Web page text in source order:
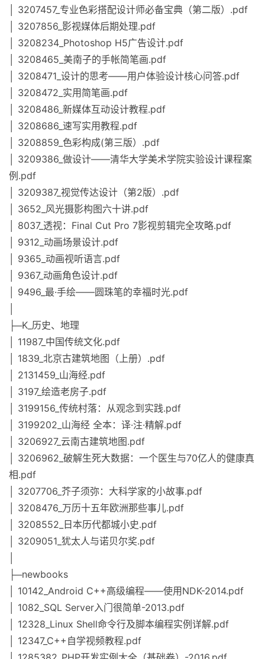
│ 3207457_专业色彩搭配设计师必备宝典（第二版）.pdf
│ 3207856_影视媒体后期处理.pdf
│ 3208234_Photoshop H5广告设计.pdf
│ 3208465_美南子的手帐简笔画.pdf
│ 3208471_设计的思考——用户体验设计核心问答.pdf
│ 3208472_实用简笔画.pdf
│ 3208486_新媒体互动设计教程.pdf
│ 3208686_速写实用教程.pdf
│ 3208859_色彩构成(第三版）.pdf
│ 3209386_做设计——清华大学美术学院实验设计课程案
例.pdf
│ 3209387_视觉传达设计（第2版）.pdf
│ 3652_风光摄影构图六十讲.pdf
│ 8037_透视：Final Cut Pro 7影视剪辑完全攻略.pdf
│ 9312_动画场景设计.pdf
│ 9365_动画视听语言.pdf
│ 9367_动画角色设计.pdf
│ 9496_最·手绘——圆珠笔的幸福时光.pdf
├─K_历史、地理
│ 11987_中国传统文化.pdf
│ 1839_北京古建筑地图（上册）.pdf
│ 2131459_山海经.pdf
│ 3197_绘造老房子.pdf
│ 3199156_传统村落：从观念到实践.pdf
│ 3199202_山海经 全本：译·注·精解.pdf
│ 3206927_云南古建筑地图.pdf
│ 3206962_破解生死大数据：一个医生与70亿人的健康真
相.pdf
│ 3207706_芥子须弥：大科学家的小故事.pdf
│ 3208476_万历十五年欧洲那些事儿.pdf
│ 3208552_日本历代都城小史.pdf
│ 3209051_犹太人与诺贝尔奖.pdf
├─newbooks
│ 10142_Android C++高级编程——使用NDK-2014.pdf
│ 1082_SQL Server入门很简单-2013.pdf
│ 12328_Linux Shell命令行及脚本编程实例详解.pdf
│ 12347_C++自学视频教程.pdf